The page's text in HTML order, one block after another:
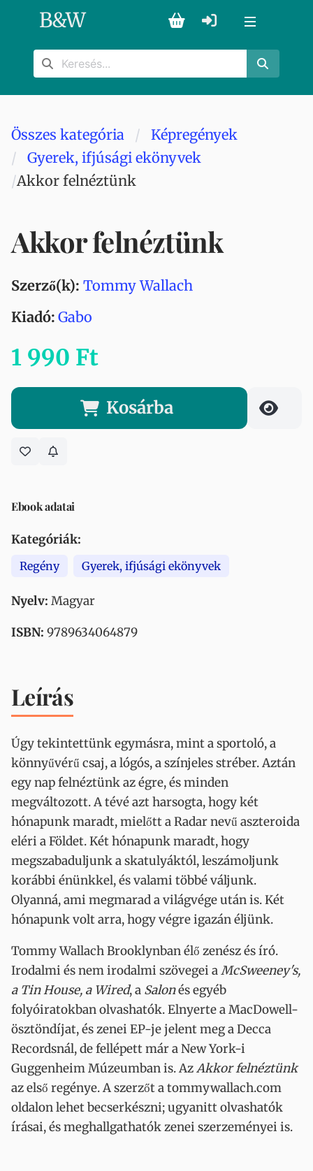
B&W
Összes kategória
Képregények
Gyerek, ifjúsági ekönyvek
Akkor felnéztünk
Akkor felnéztünk
Szerző(k): Tommy Wallach
Kiadó: Gabo
1 990 Ft
Kosárba
Ebook adatai
Kategóriák:
Regény Gyerek, ifjúsági ekönyvek
Nyelv: Magyar
ISBN: 9789634064879
Leírás
Úgy tekintettünk egymásra, mint a sportoló, a
könnyűvérű csaj, a lógós, a színjeles stréber. Aztán
egy nap felnéztünk az égre, és minden
megváltozott. A tévé azt harsogta, hogy két
hónapunk maradt, mielőtt a Radar nevű aszteroida
eléri a Földet. Két hónapunk maradt, hogy
megszabaduljunk a skatulyáktól, leszámoljunk
korábbi énünkkel, és valami többé váljunk.
Olyanná, ami megmarad a világvége után is. Két
hónapunk volt arra, hogy végre igazán éljünk.
Tommy Wallach Brooklynban élő zenész és író.
Irodalmi és nem irodalmi szövegei aMcSweeney's,
a Tin House, a Wired, a Salonés egyéb
folyóiratokban olvashatók. Elnyerte a MacDowell-
ösztöndíjat, és zenei EP-je jelent meg a Decca
Recordsnál, de fellépett már a New York-i
Guggenheim Múzeumban is. AzAkkor felnéztünk
az első regénye. A szerzőt a tommywallach.com
oldalon lehet becserkészni; ugyanitt olvashatók
írásai, és meghallgathatók zenei szerzeményei is.